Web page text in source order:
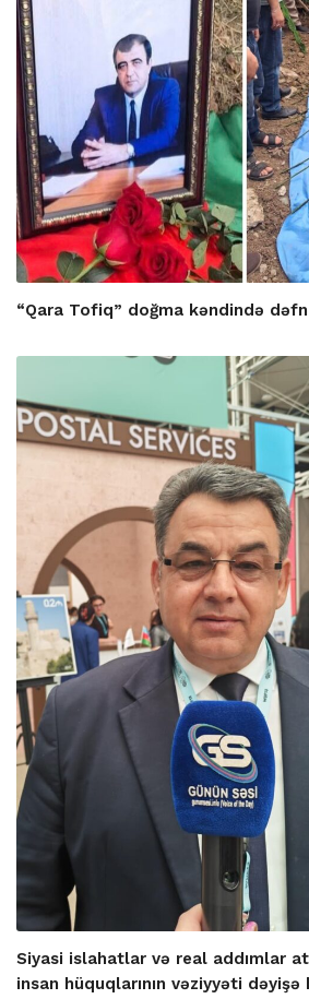
“Qara Tofiq” doğma kəndində
Siyasi islahatlar və real addımlar
insan hüquqlarının vəziyyəti dəyişə